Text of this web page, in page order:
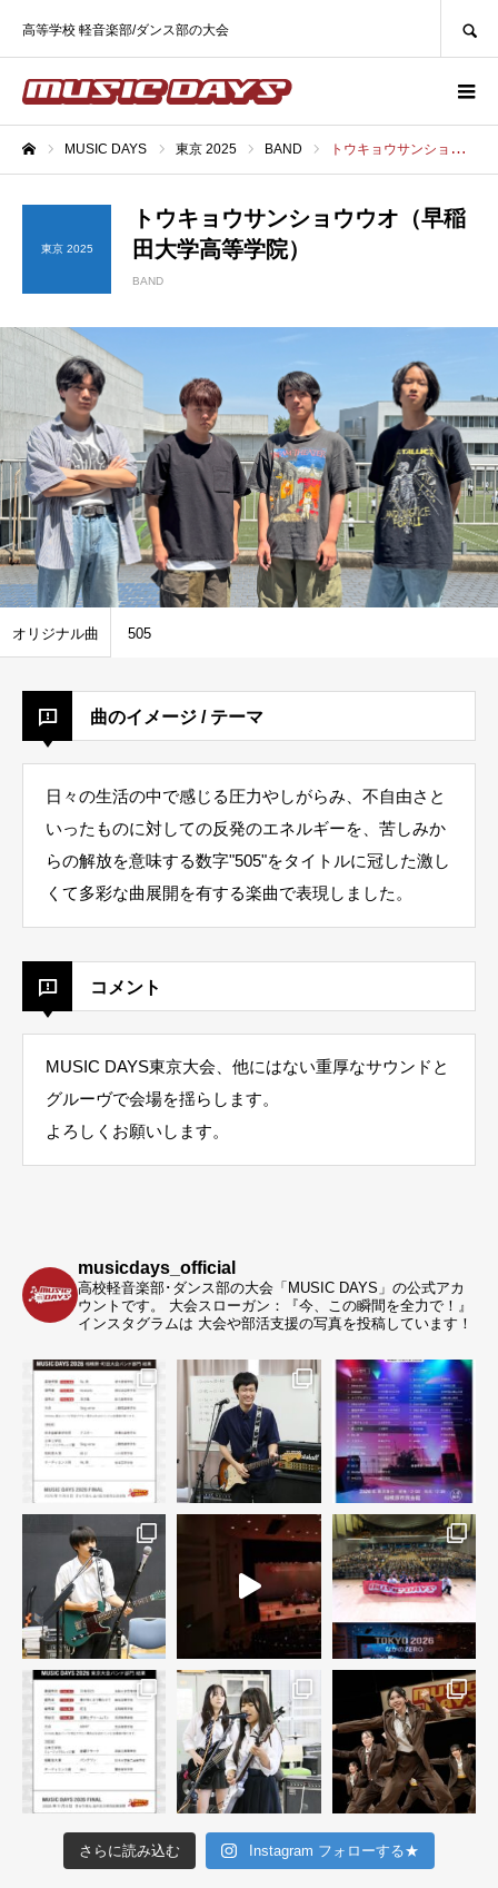
高等学校 軽音楽部/ダンス部の大会
MUSIC DAYS 東京 2025 BAND トウキョウサンショウウオ（早稲田大学高等学院）
東京 2025
トウキョウサンショウウオ（早稲
田大学高等学院）
BAND
オリジナル曲 505
曲のイメージ / テーマ
日々の生活の中で感じる圧力やしがらみ、不自由さと
いったものに対しての反発のエネルギーを、苦しみか
らの解放を意味する数字"505"をタイトルに冠した激し
くて多彩な曲展開を有する楽曲で表現しました。
コメント
MUSIC DAYS東京大会、他にはない重厚なサウンドと
グルーヴで会場を揺らします。
よろしくお願いします。
musicdays_official
高校軽音楽部･ダンス部の大会「MUSIC DAYS」の公式アカ
ウントです。
大会スローガン：『今、この瞬間を全力で！』
インスタグラムは 大会や部活支援の写真を投稿しています！
さらに読み込む Instagram フォローする★